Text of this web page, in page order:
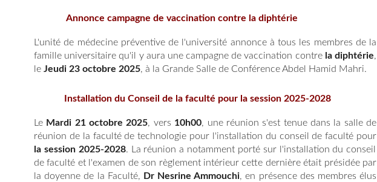
Annonce campagne de vaccination contre la diphtérie
L'unité de médecine préventive de l'université annonce à tous les membres de la
famille universitaire qu'il y aura une campagne de vaccination contre la diphtérie,
le Jeudi 23 octobre 2025, à la Grande Salle de Conférence Abdel Hamid Mahri.
Installation du Conseil de la faculté pour la session 2025-2028
Le Mardi 21 octobre 2025, vers 10h00, une réunion s'est tenue dans la salle de
réunion de la faculté de technologie pour l'installation du conseil de faculté pour
la session 2025-2028. La réunion a notamment porté sur l'installation du conseil
de faculté et l'examen de son règlement intérieur cette dernière était présidée par
la doyenne de la Faculté, Dr Nesrine Ammouchi, en présence des membres élus